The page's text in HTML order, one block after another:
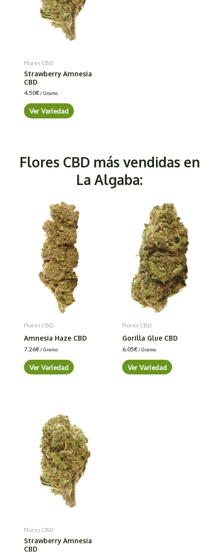
Flores CBD
Strawberry Amnesia
CBD
4.50€/ Gramo
Ver Variedad
Flores CBD más vendidas en
La Algaba:
Flores CBD
Amnesia Haze CBD
7.26€/ Gramo
Ver Variedad
Flores CBD
Gorilla Glue CBD
6.05€/ Gramo
Ver Variedad
Flores CBD
Strawberry Amnesia
CBD